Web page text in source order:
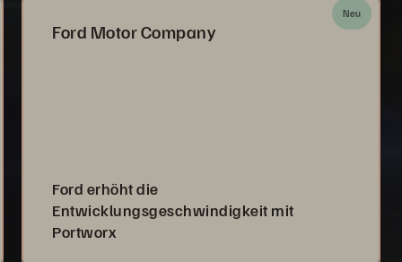
Neu
Ford Motor Company
Ford erhöht die
Entwicklungsgeschwindigkeit mit
Portworx